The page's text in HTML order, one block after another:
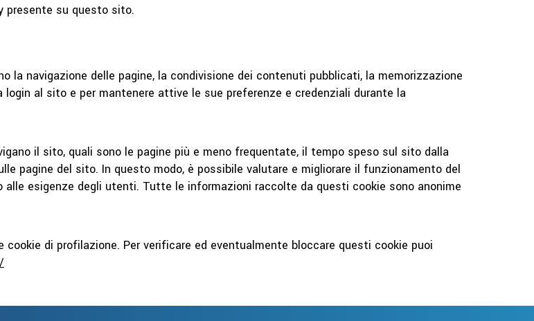
presente su questo sito.
la navigazione delle pagine, la condivisione dei contenuti pubblicati, la memorizzazione
al sito e per mantenere attive le sue preferenze e credenziali durante la
il sito, quali sono le pagine più e meno frequentate, il tempo speso sul sito dalla
pagine del sito. In questo modo, è possibile valutare e migliorare il funzionamento del
esigenze degli utenti. Tutte le informazioni raccolte da questi cookie sono anonime
di profilazione. Per verificare ed eventualmente bloccare questi cookie puoi